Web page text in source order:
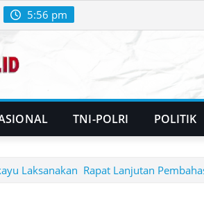
5:56 pm
TNI-POLRI POLITIK
Laksanakan Rapat Lanjutan